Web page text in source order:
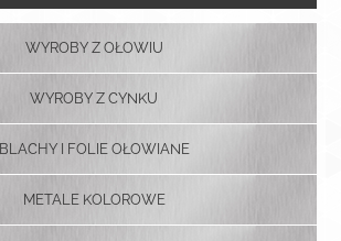
WYROBY Z OŁOWIU
WYROBY Z CYNKU
BLACHY I FOLIE OŁOWIANE
METALE KOLOROWE